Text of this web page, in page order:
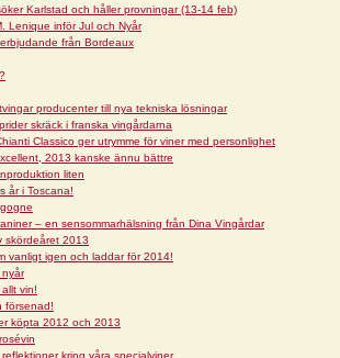
Karlstad och håller provningar (13-14 feb)
Lenique inför Jul och Nyår
från Bordeaux
producenter till nya tekniska lösningar
skräck i franska vingårdarna
Classico ger utrymme för viner med personlighet
2013 kanske ännu bättre
liten
år i Toscana!
– en sensommarhälsning från Dina Vingårdar
skördeåret 2013
vanligt igen och laddar för 2014!
nyår
vin!
försenad!
köpta 2012 och 2013
kring våra specialviner